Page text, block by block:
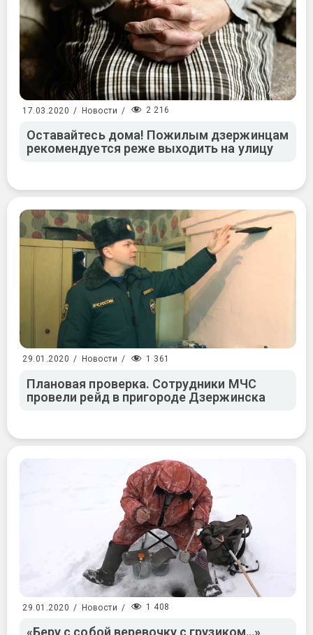
17.03.2020 / Новости / 2 216
Оставайтесь дома! Пожилым дзержинцам
рекомендуется реже выходить на улицу
29.01.2020 / Новости / 1 361
Плановая проверка. Сотрудники МЧС
провели рейд в пригороде Дзержинска
29.01.2020 / Новости / 1 408
«Беру с собой веревочку с грузиком…»